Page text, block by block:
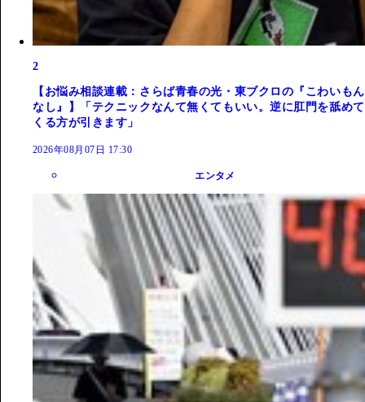
2
【お悩み相談連載：さらば青春の光・東ブクロの『こわいもん
なし』】「テクニックなんて無くてもいい。逆に肛門を舐めて
くる方が引きます」
2026年08月07日 17:30
エンタメ